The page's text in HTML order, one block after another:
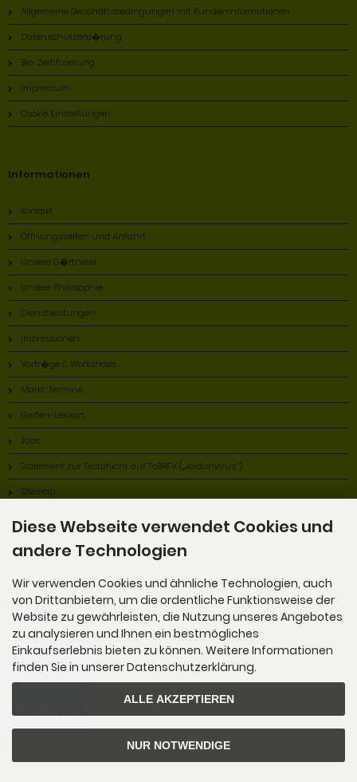
Allgemeine Geschäftsbedingungen mit Kundeninformationen
Datenschutzerkl�rung
Bio-Zertifizierung
Impressum
Cookie Einstellungen
Informationen
Kontakt
Öffnungszeiten und Anfahrt
Unsere G�rtnerei
Unsere Philosophie
Dienstleistungen
Impressionen
Vortr�ge & Workshops
Markt-Termine
Garten-Lexikon
Jobs
Statement zur Testpflicht auf ToBRFV („Jordanvirus“)
Sitemap
Alles Bio!
Wir sind Mitglied im Bioland Anbauverband.
Diese Webseite verwendet Cookies und
andere Technologien
Wir verwenden Cookies und ähnliche Technologien, auch
von Drittanbietern, um die ordentliche Funktionsweise der
Website zu gewährleisten, die Nutzung unseres Angebotes
zu analysieren und Ihnen ein bestmögliches
Einkaufserlebnis bieten zu können. Weitere Informationen
finden Sie in unserer Datenschutzerklärung.
ALLE AKZEPTIEREN
NUR NOTWENDIGE